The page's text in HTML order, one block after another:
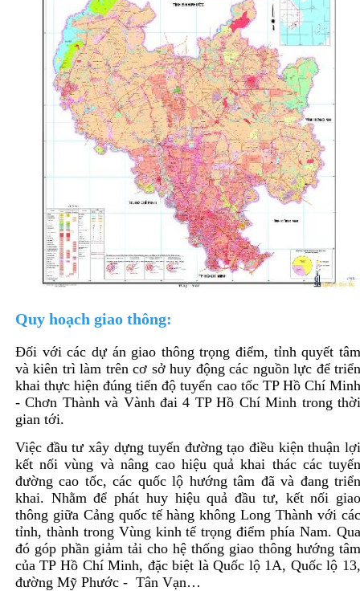
Quy hoạch giao thông:
Đối với các dự án giao thông trọng điểm, tỉnh quyết
và kiên trì làm trên cơ sở huy động các nguồn lực để
khai thực hiện đúng tiến độ tuyến cao tốc TP Hồ Chí
- Chơn Thành và Vành đai 4 TP Hồ Chí Minh trong
gian tới.
Việc đầu tư xây dựng tuyến đường tạo điều kiện thuận
kết nối vùng và nâng cao hiệu quả khai thác các
đường cao tốc, các quốc lộ hướng tâm đã và đang
khai. Nhằm để phát huy hiệu quả đầu tư, kết nối
thông giữa Cảng quốc tế hàng không Long Thành với
tỉnh, thành trong Vùng kinh tế trọng điểm phía Nam.
đó góp phần giảm tải cho hệ thống giao thông hướng
của TP Hồ Chí Minh, đặc biệt là Quốc lộ 1A, Quốc lộ
đường Mỹ Phước - Tân Vạn…